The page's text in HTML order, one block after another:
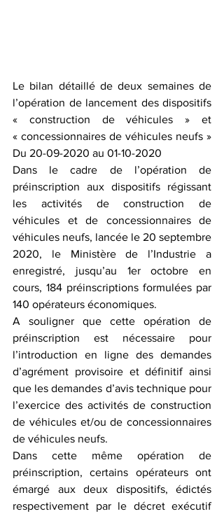
Le bilan détaillé de deux semaines de
l’opération de lancement des dispositifs
« construction de véhicules » et
« concessionnaires de véhicules neufs »
Du 20-09-2020 au 01-10-2020
Dans le cadre de l’opération de
préinscription aux dispositifs régissant
les activités de construction de
véhicules et de concessionnaires de
véhicules neufs, lancée le 20 septembre
2020, le Ministère de l’Industrie a
enregistré, jusqu’au 1er octobre en
cours, 184 préinscriptions formulées par
140 opérateurs économiques.
A souligner que cette opération de
préinscription est nécessaire pour
l’introduction en ligne des demandes
d’agrément provisoire et définitif ainsi
que les demandes d’avis technique pour
l’exercice des activités de construction
de véhicules et/ou de concessionnaires
de véhicules neufs.
Dans cette même opération de
préinscription, certains opérateurs ont
émargé aux deux dispositifs, édictés
respectivement par le décret exécutif